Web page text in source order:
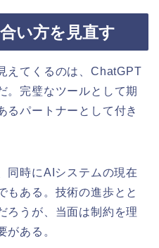
い方を見直す
えてくるのは、ChatGPT
。完璧なツールとして期
るパートナーとして付き
同時にAIシステムの現在
もある。技術の進歩とと
ろうが、当面は制約を理
がある。